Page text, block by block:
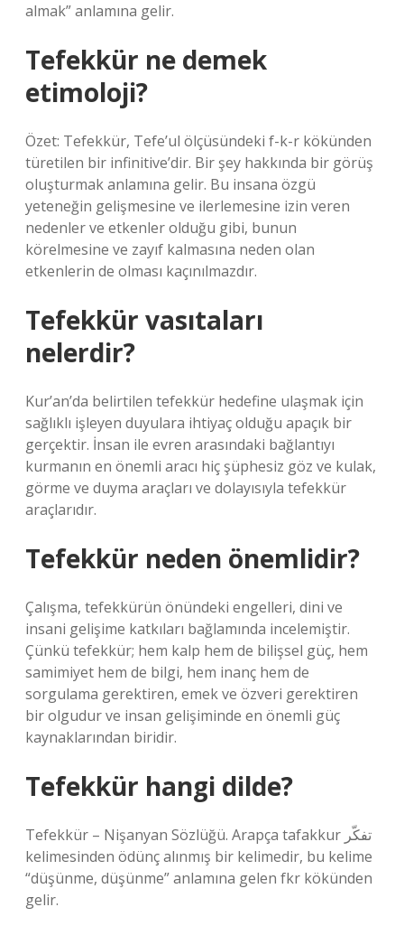
almak” anlamına gelir.
Tefekkür ne demek
etimoloji?
Özet: Tefekkür, Tefe’ul ölçüsündeki f-k-r kökünden
türetilen bir infinitive’dir. Bir şey hakkında bir görüş
oluşturmak anlamına gelir. Bu insana özgü
yeteneğin gelişmesine ve ilerlemesine izin veren
nedenler ve etkenler olduğu gibi, bunun
körelmesine ve zayıf kalmasına neden olan
etkenlerin de olması kaçınılmazdır.
Tefekkür vasıtaları
nelerdir?
Kur’an’da belirtilen tefekkür hedefine ulaşmak için
sağlıklı işleyen duyulara ihtiyaç olduğu apaçık bir
gerçektir. İnsan ile evren arasındaki bağlantıyı
kurmanın en önemli aracı hiç şüphesiz göz ve kulak,
görme ve duyma araçları ve dolayısıyla tefekkür
araçlarıdır.
Tefekkür neden önemlidir?
Çalışma, tefekkürün önündeki engelleri, dini ve
insani gelişime katkıları bağlamında incelemiştir.
Çünkü tefekkür; hem kalp hem de bilişsel güç, hem
samimiyet hem de bilgi, hem inanç hem de
sorgulama gerektiren, emek ve özveri gerektiren
bir olgudur ve insan gelişiminde en önemli güç
kaynaklarından biridir.
Tefekkür hangi dilde?
Tefekkür – Nişanyan Sözlüğü. Arapça tafakkur تفكّر
kelimesinden ödünç alınmış bir kelimedir, bu kelime
“düşünme, düşünme” anlamına gelen fkr kökünden
gelir.